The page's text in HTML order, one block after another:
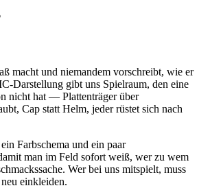
macht und niemandem vorschreibt, wie er
Darstellung gibt uns Spielraum, den eine
nicht hat — Plattenträger über
Cap statt Helm, jeder rüstet sich nach
Farbschema und ein paar
man im Feld sofort weiß, wer zu wem
Wer bei uns mitspielt, muss
einkleiden.